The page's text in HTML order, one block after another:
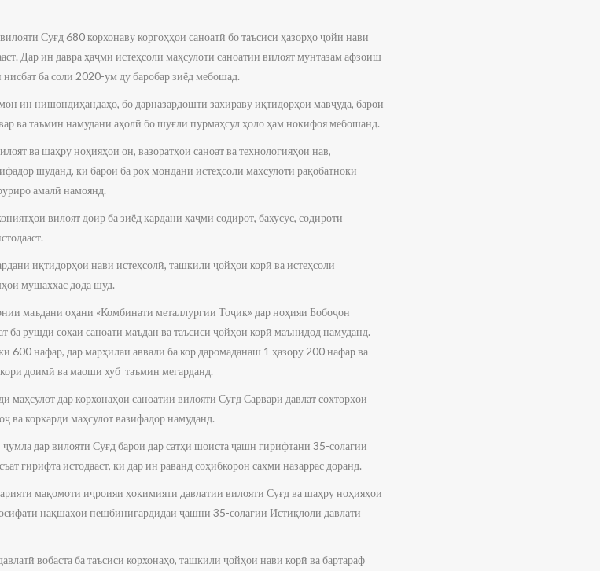
Суғд 680 корхонаву коргоҳҳои саноатӣ бо таъсиси ҳазорҳо ҷойи нави
Дар ин давра ҳаҷми истеҳсоли маҳсулоти саноатии вилоят мунтазам афзоиш
ба соли 2020-ум ду баробар зиёд мебошад.
ин нишондиҳандаҳо, бо дарназардошти захираву иқтидорҳои мавҷуда, барои
ва таъмин намудани аҳолӣ бо шуғли пурмаҳсул ҳоло ҳам нокифоя мебошанд.
ва шаҳру ноҳияҳои он, вазоратҳои саноат ва технологияҳои нав,
шуданд, ки барои ба роҳ мондани истеҳсоли маҳсулоти рақобатноки
амалӣ намоянд.
вилоят доир ба зиёд кардани ҳаҷми содирот, бахусус, содироти
иқтидорҳои нави истеҳсолӣ, ташкили ҷойҳои корӣ ва истеҳсоли
мушаххас дода шуд.
маъдани оҳани «Комбинати металлургии Тоҷик» дар ноҳияи Бобоҷон
ба рушди соҳаи саноати маъдан ва таъсиси ҷойҳои корӣ маънидод намуданд.
600 нафар, дар марҳилаи аввали ба кор даромаданаш 1 ҳазору 200 нафар ва
доимӣ ва маоши хуб таъмин мегарданд.
маҳсулот дар корхонаҳои саноатии вилояти Суғд Сарвари давлат сохторҳои
ва коркарди маҳсулот вазифадор намуданд.
дар вилояти Суғд барои дар сатҳи шоиста ҷашн гирифтани 35-солагии
гирифта истодааст, ки дар ин раванд соҳибкорон саҳми назаррас доранд.
мақомоти иҷроияи ҳокимияти давлатии вилояти Суғд ва шаҳру ноҳияҳои
нақшаҳои пешбинигардидаи ҷашни 35-солагии Истиқлоли давлатӣ
вобаста ба таъсиси корхонаҳо, ташкили ҷойҳои нави корӣ ва бартараф